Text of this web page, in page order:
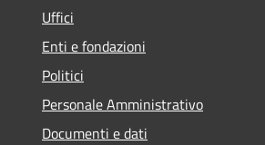
Uffici
Enti e fondazioni
Politici
Personale Amministrativo
Documenti e dati